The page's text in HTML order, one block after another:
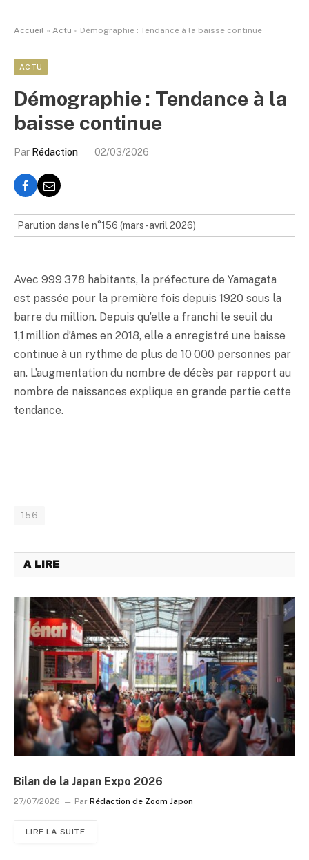
Accueil » Actu » Démographie : Tendance à la baisse continue
ACTU
Démographie : Tendance à la
baisse continue
Par Rédaction 02/03/2026
Parution dans le n°156 (mars-avril 2026)
Avec 999 378 habitants, la préfecture de Yamagata
est passée pour la première fois depuis 1920 sous la
barre du million. Depuis qu’elle a franchi le seuil du
1,1 million d’âmes en 2018, elle a enregistré une baisse
continue à un rythme de plus de 10 000 personnes par
an. L’augmentation du nombre de décès par rapport au
nombre de naissances explique en grande partie cette
tendance.
156
A LIRE
Bilan de la Japan Expo 2026
27/07/2026 Par Rédaction de Zoom Japon
LIRE LA SUITE